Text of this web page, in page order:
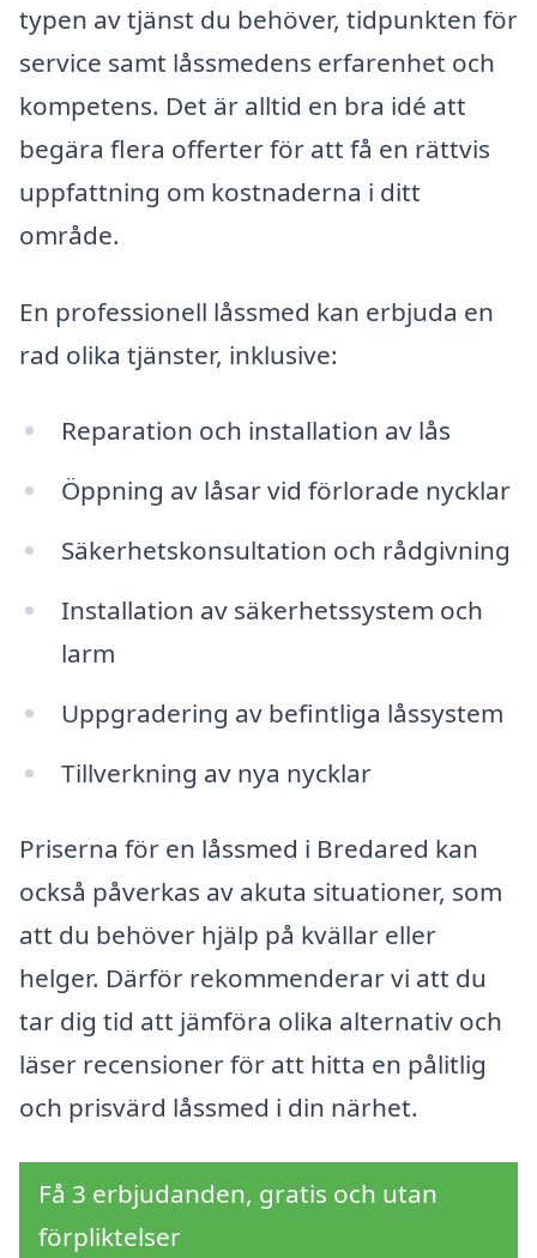
typen av tjänst du behöver, tidpunkten för
service samt låssmedens erfarenhet och
kompetens. Det är alltid en bra idé att
begära flera offerter för att få en rättvis
uppfattning om kostnaderna i ditt
område.
En professionell låssmed kan erbjuda en
rad olika tjänster, inklusive:
Reparation och installation av lås
Öppning av låsar vid förlorade nycklar
Säkerhetskonsultation och rådgivning
Installation av säkerhetssystem och
larm
Uppgradering av befintliga låssystem
Tillverkning av nya nycklar
Priserna för en låssmed i Bredared kan
också påverkas av akuta situationer, som
att du behöver hjälp på kvällar eller
helger. Därför rekommenderar vi att du
tar dig tid att jämföra olika alternativ och
läser recensioner för att hitta en pålitlig
och prisvärd låssmed i din närhet.
Få 3 erbjudanden, gratis och utan
förpliktelser